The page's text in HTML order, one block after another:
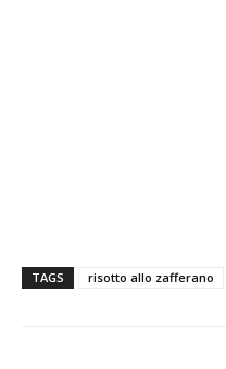
TAGS risotto allo zafferano